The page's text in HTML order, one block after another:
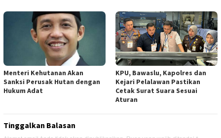
Menteri Kehutanan Akan
Sanksi Perusak Hutan dengan
Hukum Adat
KPU, Bawaslu, Kapolres dan
Kejari Pelalawan Pastikan
Cetak Surat Suara Sesuai
Aturan
Tinggalkan Balasan